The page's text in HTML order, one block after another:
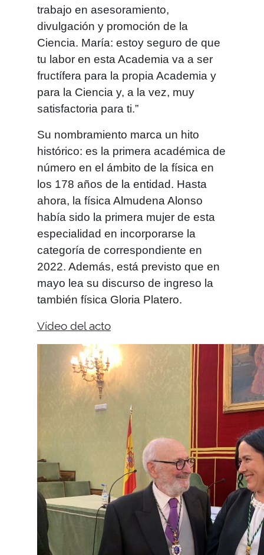
trabajo en asesoramiento,
divulgación y promoción de la
Ciencia. María: estoy seguro de que
tu labor en esta Academia va a ser
fructífera para la propia Academia y
para la Ciencia y, a la vez, muy
satisfactoria para ti.”
Su nombramiento marca un hito
histórico: es la primera académica de
número en el ámbito de la física en
los 178 años de la entidad. Hasta
ahora, la física Almudena Alonso
había sido la primera mujer de esta
especialidad en incorporarse la
categoría de correspondiente en
2022. Además, está previsto que en
mayo lea su discurso de ingreso la
también física Gloria Platero.
Vídeo del acto